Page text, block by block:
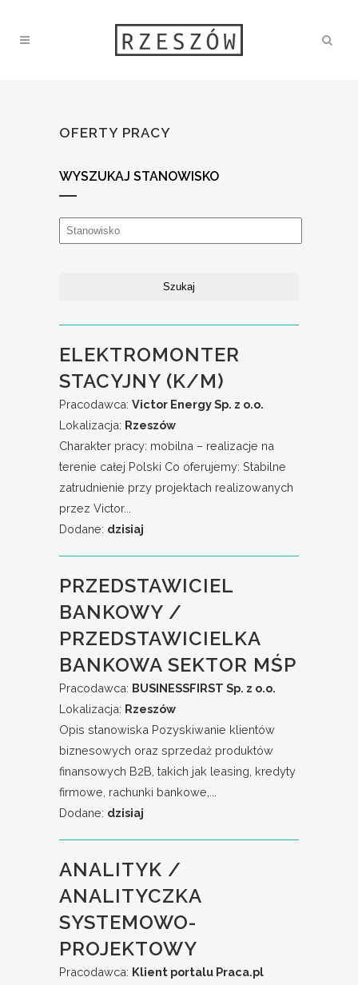
OFERTY PRACY
WYSZUKAJ STANOWISKO
ELEKTROMONTER
STACYJNY (K/M)
Pracodawca: Victor Energy Sp. z o.o.
Lokalizacja: Rzeszów
Charakter pracy: mobilna – realizacje na
terenie całej Polski Co oferujemy: Stabilne
zatrudnienie przy projektach realizowanych
przez Victor...
Dodane: dzisiaj
PRZEDSTAWICIEL
BANKOWY /
PRZEDSTAWICIELKA
BANKOWA SEKTOR MŚP
Pracodawca: BUSINESSFIRST Sp. z o.o.
Lokalizacja: Rzeszów
Opis stanowiska Pozyskiwanie klientów
biznesowych oraz sprzedaż produktów
finansowych B2B, takich jak leasing, kredyty
firmowe, rachunki bankowe,...
Dodane: dzisiaj
ANALITYK /
ANALITYCZKA
SYSTEMOWO-
PROJEKTOWY
Pracodawca: Klient portalu Praca.pl